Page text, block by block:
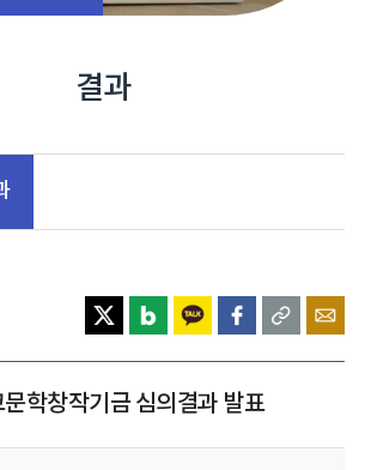
결과
학창작기금 심의결과 발표